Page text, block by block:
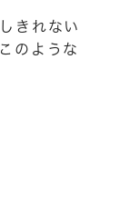
きれない
のような